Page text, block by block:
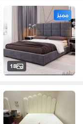
18
مميز